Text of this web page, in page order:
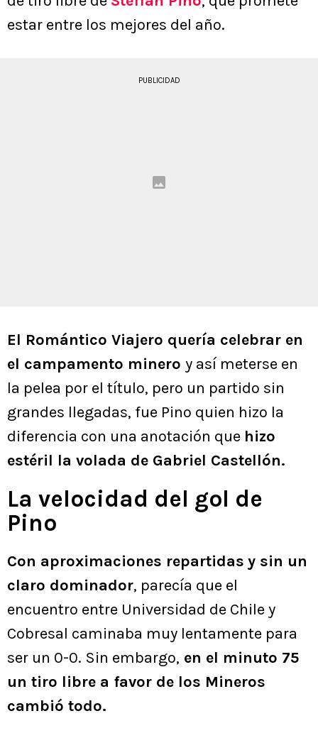
estar entre los mejores del año.
PUBLICIDAD
El Romántico Viajero quería celebrar en
el campamento minero y así meterse en
la pelea por el título, pero un partido sin
grandes llegadas, fue Pino quien hizo la
diferencia con una anotación que hizo
estéril la volada de Gabriel Castellón.
La velocidad del gol de
Pino
Con aproximaciones repartidas y sin un
claro dominador, parecía que el
encuentro entre Universidad de Chile y
Cobresal caminaba muy lentamente para
ser un 0-0. Sin embargo, en el minuto 75
un tiro libre a favor de los Mineros
cambió todo.